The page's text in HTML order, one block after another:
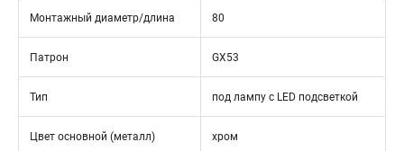
Монтажный диаметр/длина 80
Патрон GX53
Тип под лампу с LED подсветкой
Цвет основной (металл) хром